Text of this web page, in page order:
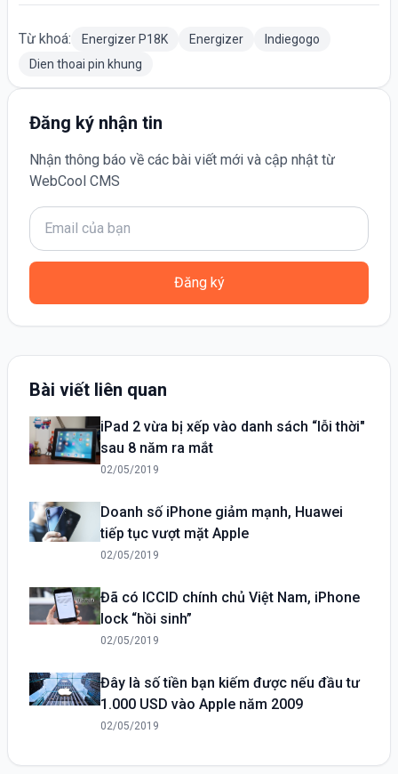
Từ khoá: Energizer P18K Energizer
Indiegogo
Dien thoai pin khung
Đăng ký nhận tin
Nhận thông báo về các bài viết mới và cập nhật từ
WebCool CMS
Đăng ký
Bài viết liên quan
iPad 2 vừa bị xếp vào danh sách “lỗi thời"
sau 8 năm ra mắt
02/05/2019
Doanh số iPhone giảm mạnh, Huawei
tiếp tục vượt mặt Apple
02/05/2019
Đã có ICCID chính chủ Việt Nam, iPhone
lock “hồi sinh”
02/05/2019
Đây là số tiền bạn kiếm được nếu đầu tư
1.000 USD vào Apple năm 2009
02/05/2019